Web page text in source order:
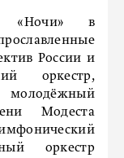
«Ночи» в
России и
оркестр,
Модеста
оркестр